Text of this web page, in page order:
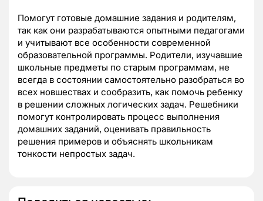
Помогут готовые домашние задания и родителям,
так как они разрабатываются опытными педагогами
и учитывают все особенности современной
образовательной программы. Родители, изучавшие
школьные предметы по старым программам, не
всегда в состоянии самостоятельно разобраться во
всех новшествах и сообразить, как помочь ребенку
в решении сложных логических задач. Решебники
помогут контролировать процесс выполнения
домашних заданий, оценивать правильность
решения примеров и объяснять школьникам
тонкости непростых задач.